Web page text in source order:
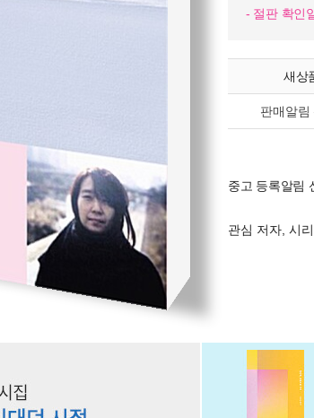
- 절판 확인
새상
판매알림
중고 등록알림
관심 저자, 시